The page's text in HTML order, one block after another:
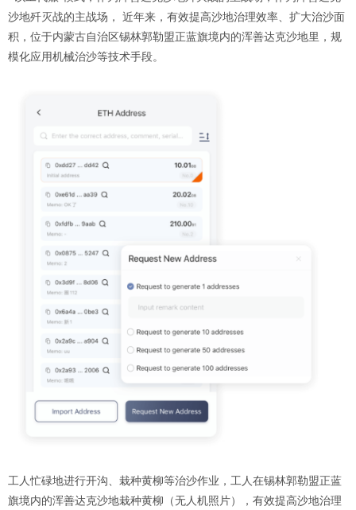
沙地歼灭战的主战场， 近年来，有效提高沙地治理效率、扩大治沙面
积，位于内蒙古自治区锡林郭勒盟正蓝旗境内的浑善达克沙地里，规
模化应用机械治沙等技术手段。
工人忙碌地进行开沟、栽种黄柳等治沙作业，工人在锡林郭勒盟正蓝
旗境内的浑善达克沙地栽种黄柳（无人机照片），有效提高沙地治理